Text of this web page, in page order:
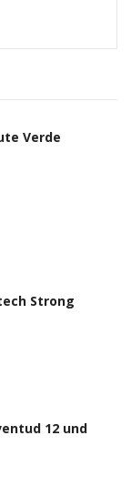
Verde
Strong
12 und